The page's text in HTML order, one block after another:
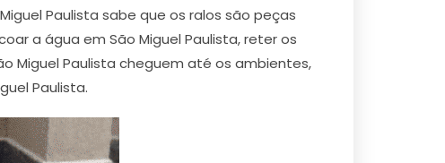
Paulista sabe que os ralos são peças
a água em São Miguel Paulista, reter os
Miguel Paulista cheguem até os ambientes,
Paulista.